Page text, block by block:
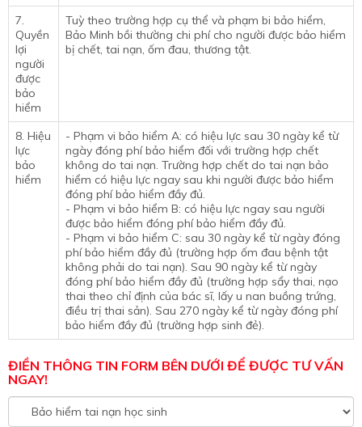
7.
Quyền
lợi
người
được
bảo
hiểm
Tuỳ theo trường hợp cụ thể và phạm bi bảo hiểm,
Bảo Minh bồi thường chi phí cho người được bảo hiểm
bị chết, tai nạn, ốm đau, thương tật.
8. Hiệu
lực
bảo
hiểm
- Phạm vi bảo hiểm A: có hiệu lực sau 30 ngày kể từ
ngày đóng phí bảo hiểm đối với trường hợp chết
không do tai nạn. Trường hợp chết do tai nạn bảo
hiểm có hiệu lực ngay sau khi người được bảo hiểm
đóng phí bảo hiểm đầy đủ.
- Phạm vi bảo hiểm B: có hiệu lực ngay sau người
được bảo hiểm đóng phí bảo hiểm đầy đủ.
- Phạm vi bảo hiểm C: sau 30 ngày kể từ ngày đóng
phí bảo hiểm đầy đủ (trường hợp ốm đau bệnh tật
không phải do tai nạn). Sau 90 ngày kể từ ngày
đóng phí bảo hiểm đầy đủ (trường hợp sẩy thai, nạo
thai theo chỉ định của bác sĩ, lấy u nan buồng trứng,
điều trị thai sản). Sau 270 ngày kể từ ngày đóng phí
bảo hiểm đầy đủ (trường hợp sinh đẻ).
ĐIỀN THÔNG TIN FORM BÊN DƯỚI ĐỂ ĐƯỢC TƯ VẤN
NGAY!